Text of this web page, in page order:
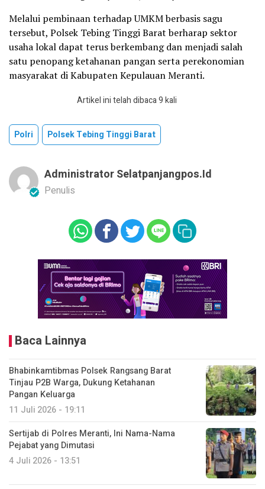
Melalui pembinaan terhadap UMKM berbasis sagu
tersebut, Polsek Tebing Tinggi Barat berharap sektor
usaha lokal dapat terus berkembang dan menjadi salah
satu penopang ketahanan pangan serta perekonomian
masyarakat di Kabupaten Kepulauan Meranti.
Artikel ini telah dibaca 9 kali
Polri Polsek Tebing Tinggi Barat
Administrator Selatpanjangpos.id
Penulis
Baca Lainnya
Bhabinkamtibmas Polsek Rangsang Barat
Tinjau P2B Warga, Dukung Ketahanan
Pangan Keluarga
11 Juli 2026 - 19:11
Sertijab di Polres Meranti, Ini Nama-Nama
Pejabat yang Dimutasi
4 Juli 2026 - 13:51